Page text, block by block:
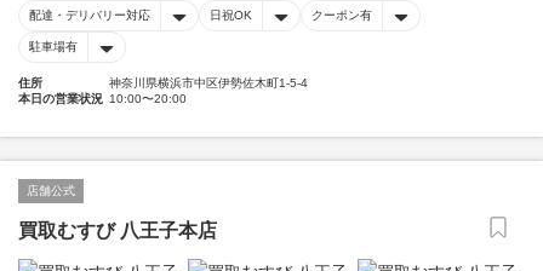
配達・デリバリー対応 日祝OK クーポン有
駐車場有
住所
神奈川県横浜市中区伊勢佐木町1-5-4
本日の営業状況 10:00〜20:00
店舗公式
買取むすび 八王子本店